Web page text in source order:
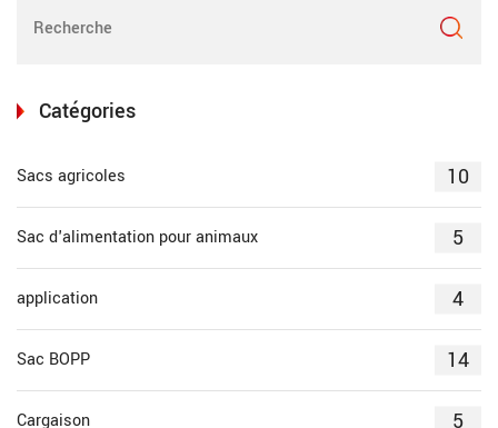
Catégories
Sacs agricoles 10
Sac d'alimentation pour animaux 5
application 4
Sac BOPP 14
Cargaison 5